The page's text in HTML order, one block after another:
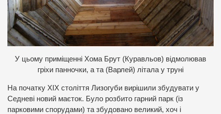
У цьому приміщенні Хома Брут (Куравльов) відмолював
гріхи панночки, а та (Варлей) літала у труні
На початку ХІХ століття Лизогуби вирішили збудувати у
Седневі новий маєток. Було розбито гарний парк (із
парковими спорудами) та збудовано великий, хоч і